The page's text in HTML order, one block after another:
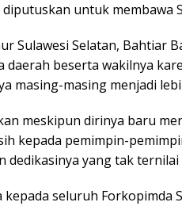
untuk membawa
Sulawesi Selatan, Bahtiar
daerah beserta wakilnya
masing-masing menjadi
meskipun dirinya baru
kepada pemimpin-
dedikasinya yang tak
kepada seluruh Forkopimda